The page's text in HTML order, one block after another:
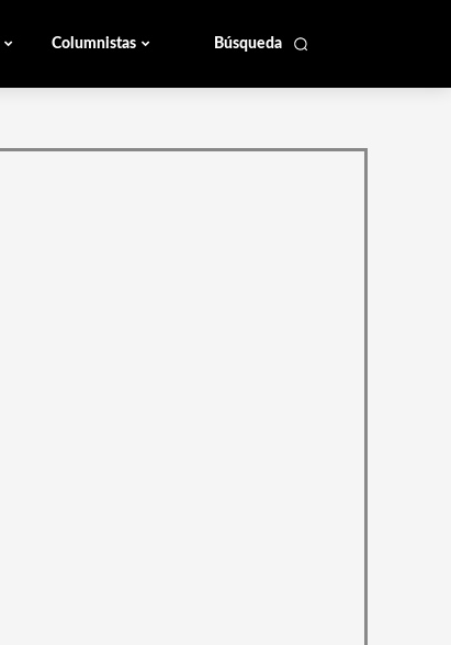
Búsqueda
Columnistas